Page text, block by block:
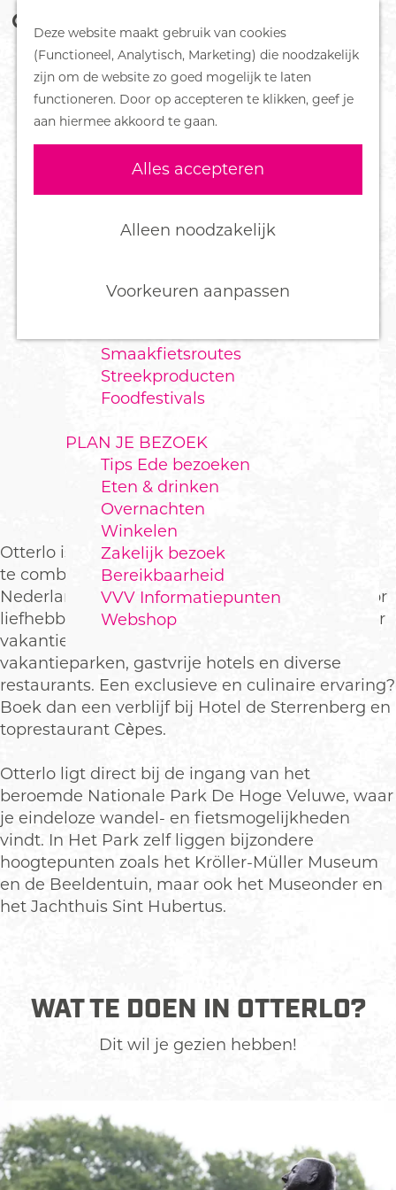
Deze website maakt gebruik van cookies
(Functioneel, Analytisch, Marketing) die noodzakelijk
zijn om de website zo goed mogelijk te laten
functioneren. Door op accepteren te klikken, geef je
aan hiermee akkoord te gaan.
Alles accepteren
Alleen noodzakelijk
Voorkeuren aanpassen
a
o
e
k
e
n
M
e
n
u
DORPEN
Bennekom
De Klomp
Deelen
Ederveen
Harskamp
Hoenderloo
Wekerom
Smaakfietsroutes
Streekproducten
Foodfestivals
PLAN JE BEZOEK
Tips Ede bezoeken
Eten & drinken
Overnachten
Winkelen
Zakelijk bezoek
Bereikbaarheid
VVV Informatiepunten
Webshop
OTTERLO
Otterlo is het dorp om kunst én natuur
te combineren. In het dorp vind je het
Nederlands Tegelmuseum, een unieke plek voor
liefhebbers van kunst, historie en ambacht. Voor
vakantiegangers zijn er moderne
vakantieparken, gastvrije hotels en diverse
restaurants. Een exclusieve en culinaire ervaring?
Boek dan een verblijf bij Hotel de Sterrenberg en
toprestaurant Cèpes.
Otterlo ligt direct bij de ingang van het
beroemde Nationale Park De Hoge Veluwe, waar
je eindeloze wandel- en fietsmogelijkheden
vindt. In Het Park zelf liggen bijzondere
hoogtepunten zoals het Kröller-Müller Museum
en de Beeldentuin, maar ook het Museonder en
het Jachthuis Sint Hubertus.
WAT TE DOEN IN OTTERLO?
Dit wil je gezien hebben!
r
ö
l